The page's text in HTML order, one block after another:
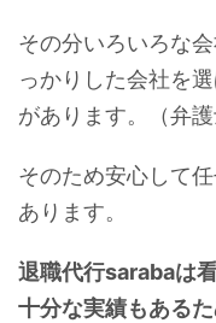
その分いろいろな
っかりした会社を
があります。（弁護
そのため安心して
あります。
退職代行sarabaは
十分な実績もある